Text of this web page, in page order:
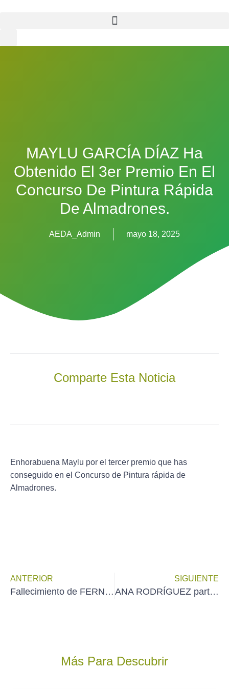
MAYLU GARCÍA DÍAZ Ha
Obtenido El 3er Premio En El
Concurso De Pintura Rápida
De Almadrones.
AEDA_Admin mayo 18, 2025
Comparte Esta Noticia
Enhorabuena Maylu por el tercer premio que has
conseguido en el Concurso de Pintura rápida de
Almadrones.
ANTERIOR
Fallecimiento de FERNANDO GARCÍA RAMOS
SIGUIENTE
ANA RODRÍGUEZ participa en la «Exposición Mundart Madrid´25» del Ateneo de Madrid (inauguración el martes 20 de mayo)
Más Para Descubrir